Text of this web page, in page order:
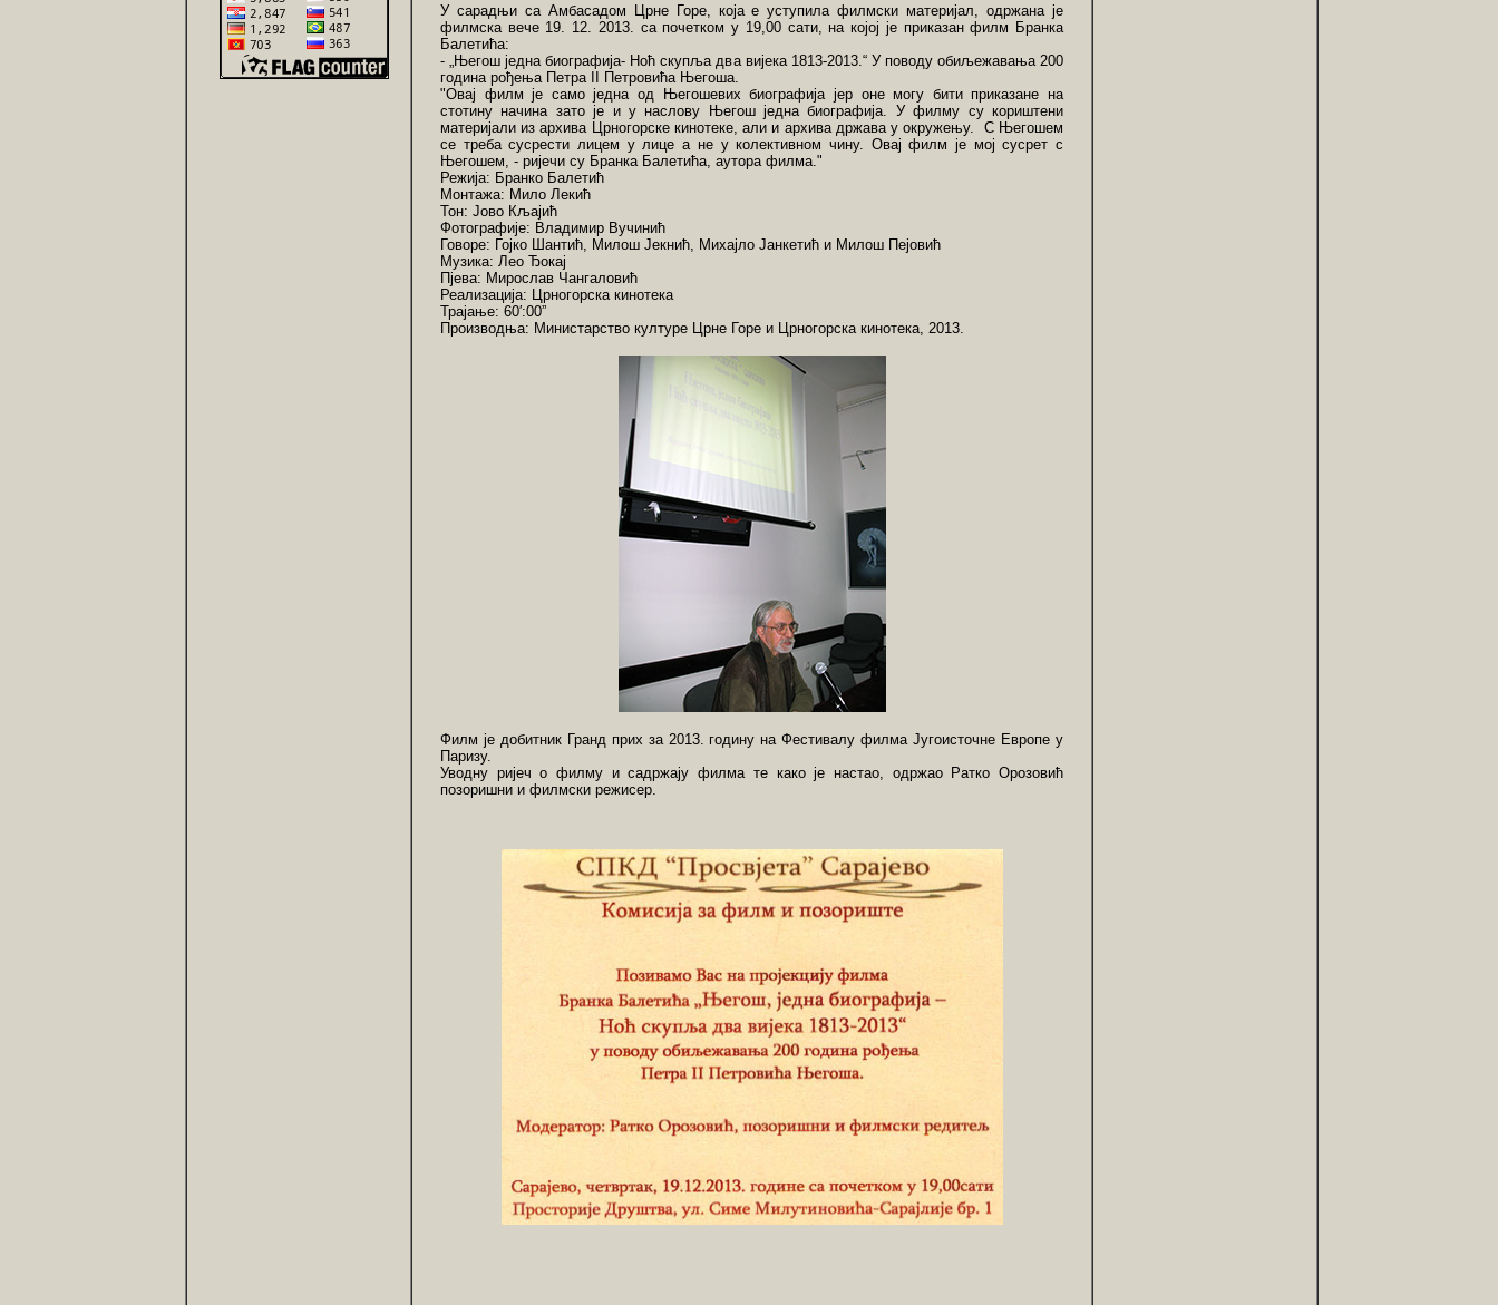
У сарадњи са Амбасадом Црне Горе, која е уступила филмски материјал, одржана је
филмска вече 19. 12. 2013. са почетком у 19,00 сати, на којој је приказан филм Бранка
Балетића:
- „Његош једна биографија- Ноћ скупља два вијека 1813-2013.“ У поводу обиљежавања 200
година рођења Петра II Петровића Његоша.
"Овај филм је само једна од Његошевих биографија јер оне могу бити приказане на
стотину начина зато је и у наслову Његош једна биографија. У филму су кориштени
материјали из архива Црногорске кинотеке, али и архива држава у окружењу. С Његошем
се треба сусрести лицем у лице а не у колективном чину. Овај филм је мој сусрет с
Његошем, - ријечи су Бранка Балетића, аутора филма."
Режија: Бранко Балетић
Монтажа: Мило Лекић
Тон: Јово Кљајић
Фотографије: Владимир Вучинић
Говоре: Гојко Шантић, Милош Јекнић, Михајло Јанкетић и Милош Пејовић
Музика: Лео Ђокај
Пјева: Мирослав Чангаловић
Реализација: Црногорска кинотека
Трајање: 60′:00”
Производња: Министарство културе Црне Горе и Црногорска кинотека, 2013.
Филм је добитник Гранд приx за 2013. годину на Фестивалу филма Југоисточне Европе у
Паризу.
Уводну ријеч о филму и садржају филма те како је настао, одржао Ратко Орозовић
позоришни и филмски режисер.